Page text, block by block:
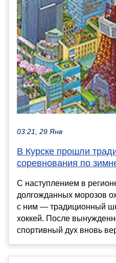
03:21, 29 Янв
В Курске прошли
соревнования по
С наступлением в
долгожданных морозов
с ним — традиционный
хоккей. После
спортивный дух вновь